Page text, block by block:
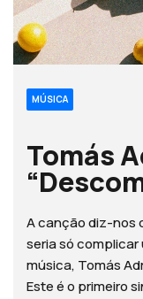
MÚSICA
Tomás
A canção diz-nos
seria só complicar
música, Tomás
Este é o primeiro